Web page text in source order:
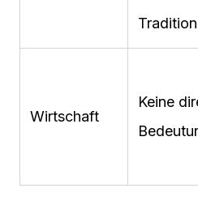
Tradition
Wirtschaft
Keine